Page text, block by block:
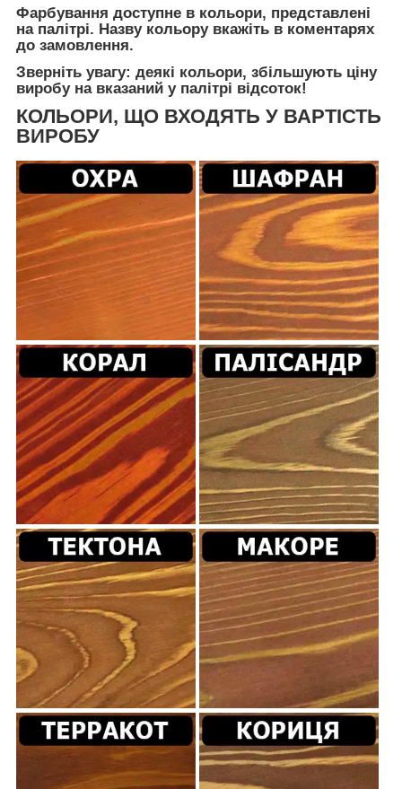
Фарбування доступне в кольори, представлені
на палітрі. Назву кольору вкажіть в коментарях
до замовлення.
Зверніть увагу: деякі кольори, збільшують ціну
виробу на вказаний у палітрі відсоток!
КОЛЬОРИ, ЩО ВХОДЯТЬ У ВАРТІСТЬ
ВИРОБУ